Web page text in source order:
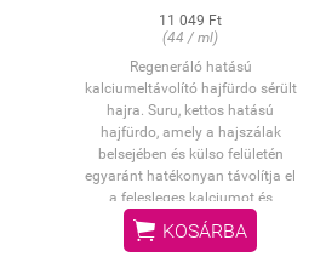
11 049 Ft
(44 / ml)
Regeneráló hatású
kalciumeltávolító hajfürdo sérült
hajra. Suru, kettos hatású
hajfürdo, amely a hajszálak
belsejében és külso felületén
egyaránt hatékonyan távolítja el
a felesleges kalciumot és
megerosíti, illetve regenerálja a
sérült hajat.
 KOSÁRBA